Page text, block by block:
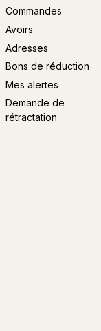
Commandes
Avoirs
Adresses
Bons de réduction
Mes alertes
Demande de
rétractation